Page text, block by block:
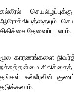
கல்லீரல்
ஆரோக்கியத்தையும்
சிகிச்சை தேவைப்படலாம்.
மூல காரணங்களை
நச்சுத்தன்மை சிகிச்சைத்
தங்கள் கல்லீரலின்
தடுக்கலாம்.